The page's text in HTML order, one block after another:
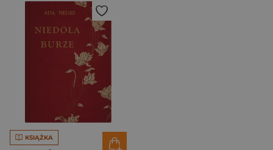
KSIĄŻKA